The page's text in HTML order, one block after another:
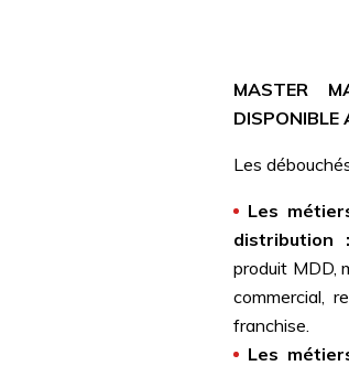
MASTER
DISPONIBLE
Les
Les
distribution :
produit MDD,
commercial,
franchise.
Les